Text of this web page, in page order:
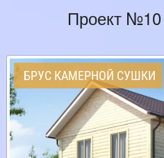
Проект
БРУС КАМЕРНОЙ СУШКИ